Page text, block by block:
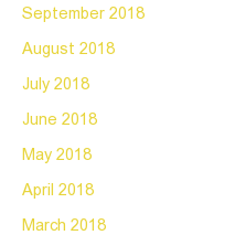
September 2018
August 2018
July 2018
June 2018
May 2018
April 2018
March 2018